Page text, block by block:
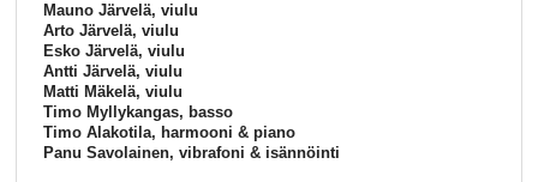
Mauno Järvelä, viulu
Arto Järvelä, viulu
Esko Järvelä, viulu
Antti Järvelä, viulu
Matti Mäkelä, viulu
Timo Myllykangas, basso
Timo Alakotila, harmooni & piano
Panu Savolainen, vibrafoni & isännöinti